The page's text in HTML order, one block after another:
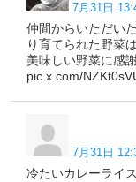
7月31日
仲間からいただい
り育てられた野菜
美味しい野菜に感
pic.x.com/
7月31日
冷たいカレーライ